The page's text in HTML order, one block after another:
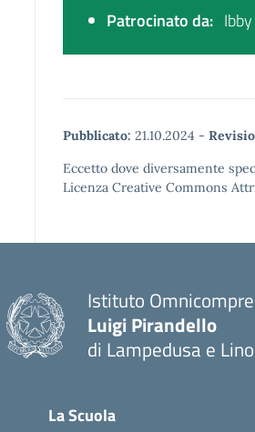
Patrocinato da:
Pubblicato: 21.10.2024 -
Eccetto dove diversamente
Licenza Creative Commons
Istituto
Luigi Pirandello
di Lampedusa e
La Scuola